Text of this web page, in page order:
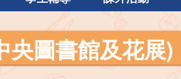
央圖書館及花展)